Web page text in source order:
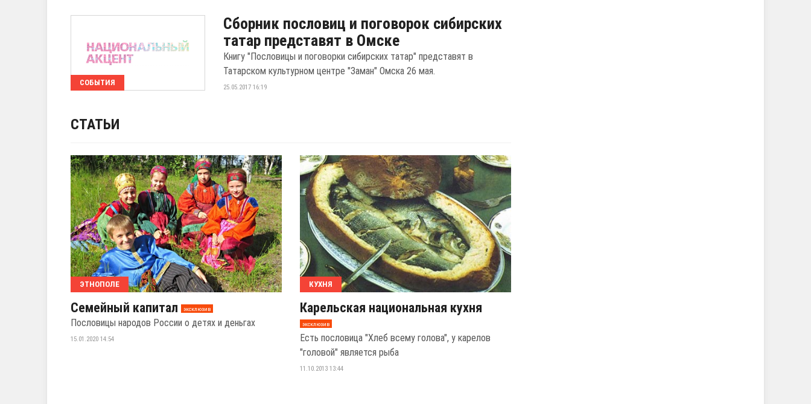
СОБЫТИЯ
Сборник пословиц и поговорок сибирских
татар представят в Омске
Книгу "Пословицы и поговорки сибирских татар" представят в
Татарском культурном центре "Заман" Омска 26 мая.
25.05.2017 16:19
СТАТЬИ
ЭТНОПОЛЕ
Семейный капитал эксклюзив
Пословицы народов России о детях и деньгах
15.01.2020 14:54
КУХНЯ
Карельская национальная кухня
эксклюзив
Есть пословица "Хлеб всему голова", у карелов
"головой" является рыба
11.10.2013 13:44